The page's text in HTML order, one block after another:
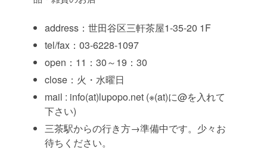
address：世田谷区三軒茶屋1-35-20 1F
tel/fax：03-6228-1097
open：11：30～19：30
close：火・水曜日
mail : info(at)lupopo.net (※(at)に@を入れて
下さい)
三茶駅からの行き方→準備中です。少々お
待ちください。